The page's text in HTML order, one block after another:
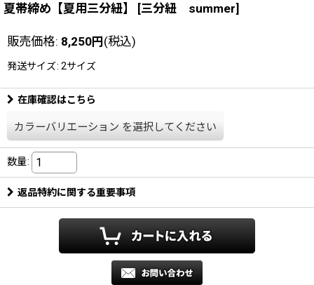
夏帯締め【夏用三分紐】 [三分紐 summer]
販売価格: 8,250円(税込)
発送サイズ: 2サイズ
在庫確認はこちら
カラーバリエーション を選択してください
数量:
返品特約に関する重要事項